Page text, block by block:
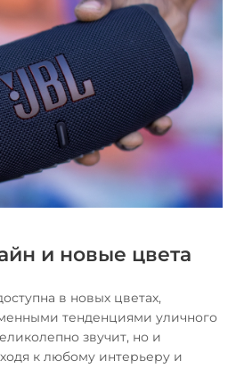
и новые цвета
в новых цветах,
тенденциями уличного
звучит, но и
к любому интерьеру и